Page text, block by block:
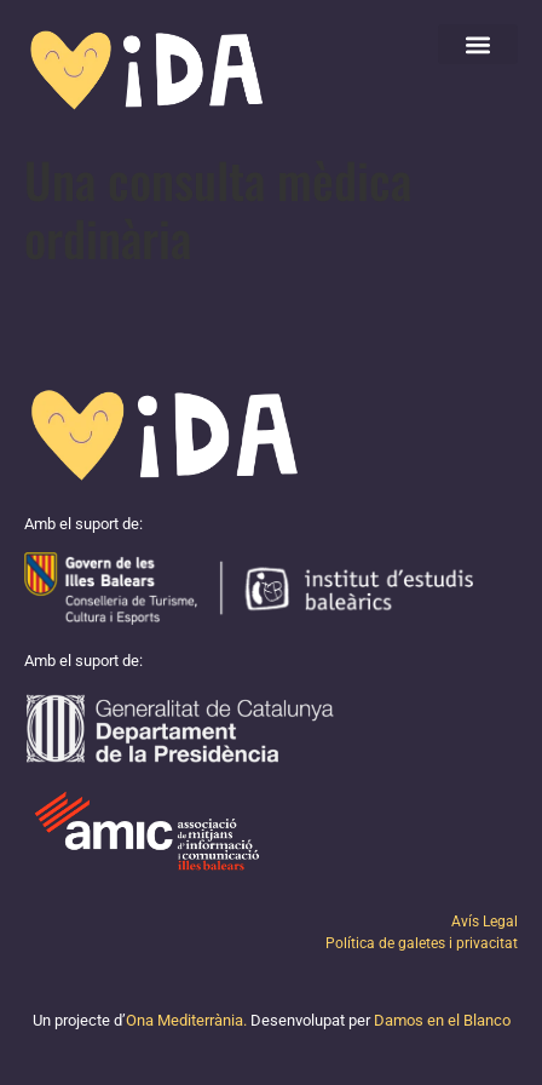
Amb el suport de:
Amb el suport de:
Avís Legal
Política de galetes i privacitat
Un projecte d’Ona Mediterrània. Desenvolupat per Damos en el Blanco